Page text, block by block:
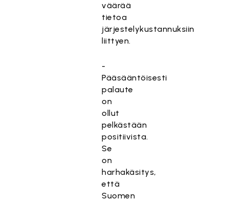
väärää
tietoa
järjestelykustannuksiin
liittyen.
-
Pääsääntöisesti
palaute
on
ollut
pelkästään
positiivista.
Se
on
harhakäsitys,
että
Suomen